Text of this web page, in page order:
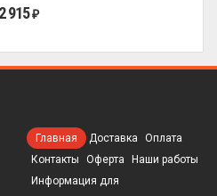
2 915 ₽
Главная Доставка
Оплата
Контакты
Оферта
Наши работы
Информация для